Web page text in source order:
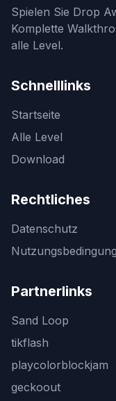
Spielen Sie Drop
Komplette
alle Level.
Schnelllinks
Startseite
Alle Level
Download
Rechtliches
Datenschutz
Partnerlinks
Sand Loop
tikflash
playcolorblockjam
geckoout